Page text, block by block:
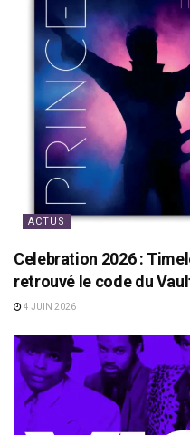
ACTUS
Celebration 2026 :
retrouvé le code du
4 JUIN 2026